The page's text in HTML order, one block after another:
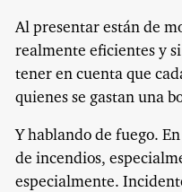
Al presentar están de
realmente eficientes y
tener en cuenta que
quienes se gastan una
Y hablando de fuego.
de incendios,
especialmente.